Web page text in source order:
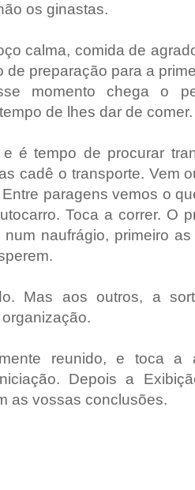
os ginastas.
calma, comida de
de preparação para a
momento chega o
de lhes dar de comer.
é tempo de procurar
cadê o transporte. Vem
paragens vemos o
Toca a correr. O
num naufrágio, primeiro
Mas aos outros, a
reunido, e toca a
Depois a
as vossas conclusões.